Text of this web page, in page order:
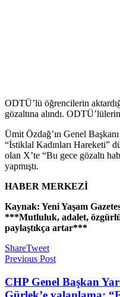
ODTÜ’lü öğrencilerin
gözaltına alındı.
Ümit Özdağ’ın Genel
“İstiklal Kadınları Hareketi”
olan X’te “Bu gece gözaltı
yapmıştı.
HABER MERKEZİ
Kaynak: Yeni Yaşam
***Mutluluk, adalet,
paylaştıkça artar***
ShareTweet
Previous Post
CHP Genel Başkan